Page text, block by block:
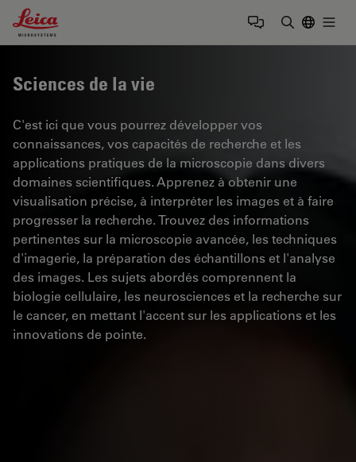
Leica Microsystems Logo
Sciences de la vie
C'est ici que vous pourrez développer vos
connaissances, vos capacités de recherche et les
applications pratiques de la microscopie dans divers
domaines scientifiques. Apprenez à obtenir une
visualisation précise, à interpréter les images et à faire
progresser la recherche. Trouvez des informations
pertinentes sur la microscopie avancée, les techniques
d'imagerie, la préparation des échantillons et l'analyse
des images. Les sujets abordés comprennent la
biologie cellulaire, les neurosciences et la recherche sur
le cancer, en mettant l'accent sur les applications et les
innovations de pointe.